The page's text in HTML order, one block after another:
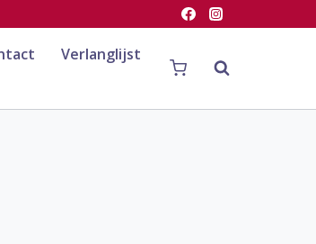
Verlanglijst